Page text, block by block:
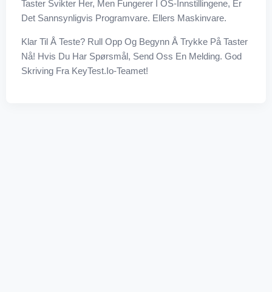
Taster Svikter Her, Men Fungerer I OS-Innstillingene, Er
Det Sannsynligvis Programvare. Ellers Maskinvare.
Klar Til Å Teste? Rull Opp Og Begynn Å Trykke På Taster
Nå! Hvis Du Har Spørsmål, Send Oss En Melding. God
Skriving Fra KeyTest.io-Teamet!